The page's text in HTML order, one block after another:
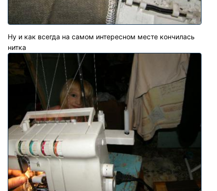
Ну и как всегда на самом интересном месте кончилась
нитка